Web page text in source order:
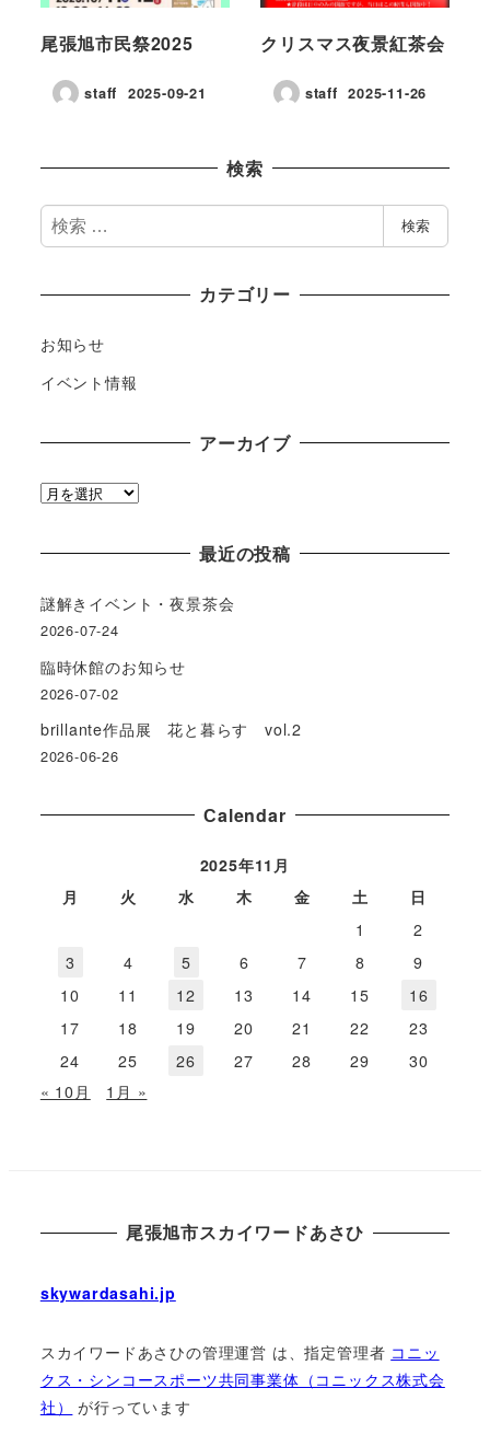
尾張旭市民祭2025
staff 2025-09-21
クリスマス夜景紅茶会
staff 2025-11-26
検索
検
索
検索
カテゴリー
お知らせ
イベント情報
アーカイブ
ア
ブ
最近の投稿
謎解きイベント・夜景茶会
2026-07-24
臨時休館のお知らせ
2026-07-02
brillante作品展 花と暮らす vol.2
2026-06-26
Сalendar
2025年11月
月
火 水 木 金 土
日
1
2
3
4 5 6 7 8
9
10
11 12 13 14 15
16
17
18 19 20 21 22
23
24
25 26 27 28 29
30
« 10月
1月 »
尾張旭市スカイワードあさひ
skywardasahi.jp
スカイワードあさひの管理運営 は、指定管理者 コニッ
クス・シンコースポーツ共同事業体（コニックス株式会
社）
が⾏っています